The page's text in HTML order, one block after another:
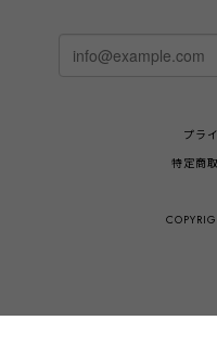
プラ
特定商